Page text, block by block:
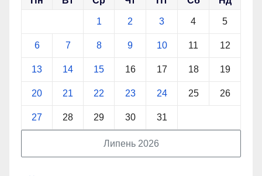
Липень 2026
1 2 3 4 5
6 7 8 9 10 11 12
13 14 15 16 17 18 19
20 21 22 23 24 25 26
27 28 29 30 31